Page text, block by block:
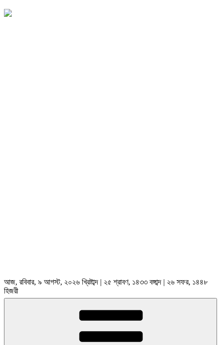
আজ, রবিবার, ৯ আগস্ট, ২০২৬ খ্রিষ্টাব্দ | ২৫ শ্রাবণ, ১৪৩৩ বঙ্গাব্দ | ২৬ সফর, ১৪৪৮
হিজরী